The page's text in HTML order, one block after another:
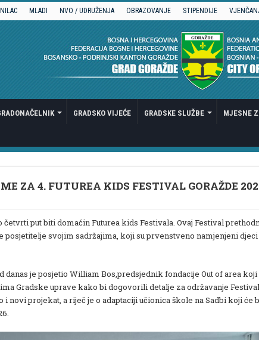
MLADI NVO / UDRUŽENJA OBRAZOVANJE STIPENDIJE
GRADSKO VIJEĆE GRADSKE SLUŽBE MJESNE
ZA 4. FUTUREA KIDS FESTIVAL GORAŽDE
četvrti put biti domaćin Futurea kids Festivala. Ovaj Festival
posjetitelje svojim sadržajima, koji su prvenstveno namjenjeni
danas je posjetio William Bos,predsjednik fondacije Out of area koji
Gradske uprave kako bi dogovorili detalje za održavanje
novi projekat, a riječ je o adaptaciji učionica škole na Sadbi koji će